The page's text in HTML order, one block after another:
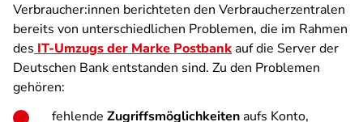
Verbraucher:innen berichteten den Verbraucherzentralen
bereits von unterschiedlichen Problemen, die im Rahmen
des IT-Umzugs der Marke Postbankauf die Server der
Deutschen Bank entstanden sind. Zu den Problemen
gehören:
fehlende Zugriffsmöglichkeitenaufs Konto,